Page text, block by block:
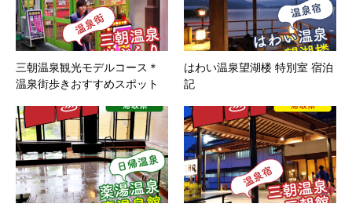
三朝温泉観光モデルコース＊
温泉街歩きおすすめスポット
はわい温泉望湖楼 特別室 宿泊
記